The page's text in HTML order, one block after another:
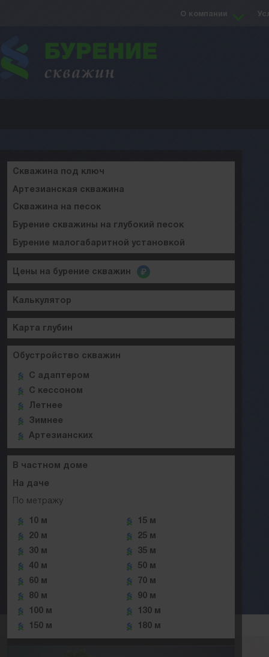
О компании
Скважина под ключ
Артезианская скважина
Скважина на песок
Бурение скважины на глубокий песок
Бурение малогабаритной установкой
Цены на бурение скважин
Калькулятор
Карта глубин
Обустройство скважин
C адаптером
C кессоном
Летнее
Зимнее
Артезианских
В частном доме
На даче
По метражу
10 м
15 м
20 м
25 м
30 м
35 м
40 м
50 м
60 м
70 м
80 м
90 м
100 м
130 м
150 м
180 м